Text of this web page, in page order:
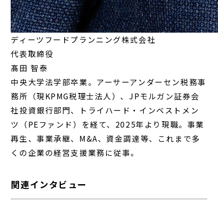
ディーツフードプランニング株式会社
代表取締役
髙田 智泰
中央大学法学部卒業。アーサーアンダーセン税務事
務所（現KPMG税理士法人）、JPモルガン証券会
社投資銀行部門、トライハード・インベストメン
ツ（PEファンド）を経て、2025年より現職。事業
再生、事業承継、M&A、資金調達等、これまで多
くの企業の経営支援業務に従事。
関連インタビュー